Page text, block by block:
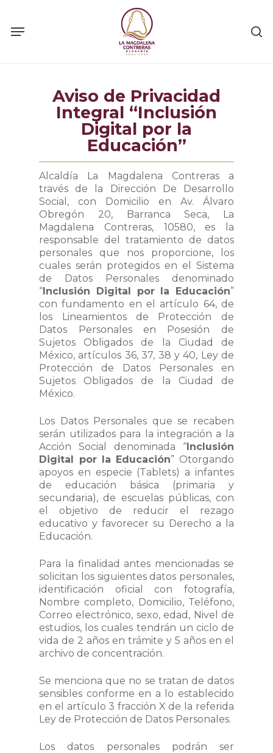
main
Aviso de Privacidad
Integral “Inclusión
Digital por la
Educación”
Alcaldía La Magdalena Contreras a
través de la Dirección De Desarrollo
Social, con Domicilio en Av. Álvaro
Obregón 20, Barranca Seca, La
Magdalena Contreras, 10580, es la
responsable del tratamiento de datos
personales que nos proporcione, los
cuales serán protegidos en el Sistema
de Datos Personales denominado
“Inclusión Digital por la Educación”
con fundamento en el artículo 64, de
los Lineamientos de Protección de
Datos Personales en Posesión de
Sujetos Obligados de la Ciudad de
México, artículos 36, 37, 38 y 40, Ley de
Protección de Datos Personales en
Sujetos Obligados de la Ciudad de
México.
Los Datos Personales que se recaben
serán utilizados para la integración a la
Acción Social denominada “Inclusión
Digital por la Educación” Otorgando
apoyos en especie (Tablets) a infantes
de educación básica (primaria y
secundaria), de escuelas públicas, con
el objetivo de reducir el rezago
educativo y favorecer su Derecho a la
Educación.
Para la finalidad antes mencionadas se
solicitan los siguientes datos personales,
identificación oficial con fotografía,
Nombre completo, Domicilio, Teléfono,
Correo electrónico, sexo, edad, Nivel de
estudios, los cuales tendrán un ciclo de
vida de 2 años en trámite y 5 años en el
archivo de concentración.
Se menciona que no se tratan de datos
sensibles conforme en a lo establecido
en el artículo 3 fracción X de la referida
Ley de Protección de Datos Personales.
Los datos personales podrán ser